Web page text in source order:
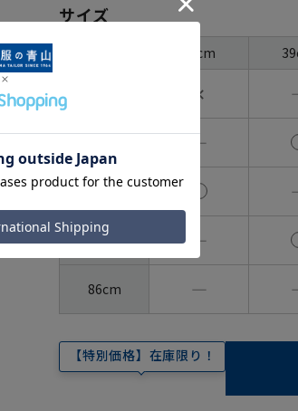
サイズ
37cm
✕
―
82cm
84cm ―
86cm ―
【特別価格】在庫限り！